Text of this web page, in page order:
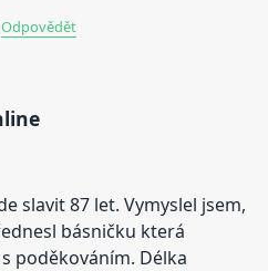
Odpovědět
slavit 87 let. Vymyslel jsem,
básničku která
poděkováním. Délka